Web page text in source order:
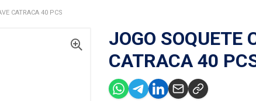
CATRACA 40 PCS
JOGO SOQUETE
CATRACA 40